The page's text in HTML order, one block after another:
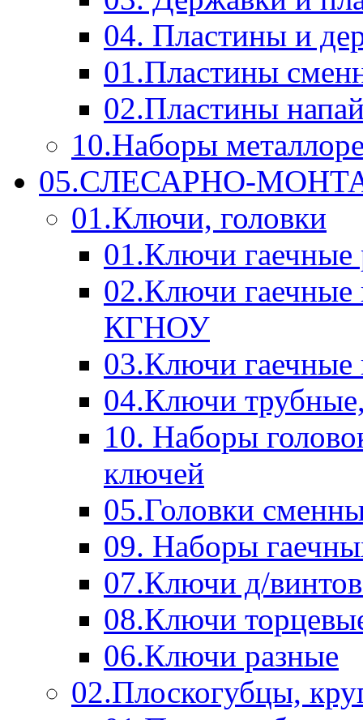
04. Пластины и
01.Пластины
02.Пластины
10.Наборы
05.СЛЕСАРНО-
01.Ключи, головки
01.Ключи
02.Ключи
КГНОУ
03.Ключи
04.Ключи
10. Наборы
ключей
05.Головки
09. Наборы
07.Ключи д/
08.Ключи
06.Ключи разные
02.Плоскогубцы,